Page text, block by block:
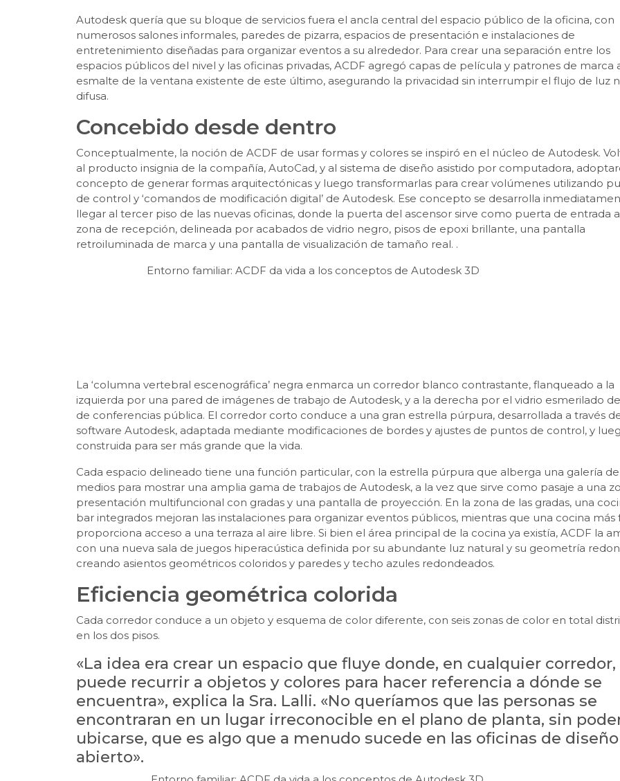
Autodesk quería que su bloque de servicios fuera el ancla central del espacio público de la oficina, con
numerosos salones informales, paredes de pizarra, espacios de presentación e instalaciones de
entretenimiento diseñadas para organizar eventos a su alrededor. Para crear una separación entre los
espacios públicos del nivel y las oficinas privadas, ACDF agregó capas de película y patrones de marca
esmalte de la ventana existente de este último, asegurando la privacidad sin interrumpir el flujo de luz
difusa.
Concebido desde dentro
Conceptualmente, la noción de ACDF de usar formas y colores se inspiró en el núcleo de Autodesk.
al producto insignia de la compañía, AutoCad, y al sistema de diseño asistido por computadora,
concepto de generar formas arquitectónicas y luego transformarlas para crear volúmenes utilizando
de control y ‘comandos de modificación digital’ de Autodesk. Ese concepto se desarrolla
llegar al tercer piso de las nuevas oficinas, donde la puerta del ascensor sirve como puerta de entrada
zona de recepción, delineada por acabados de vidrio negro, pisos de epoxi brillante, una pantalla
retroiluminada de marca y una pantalla de visualización de tamaño real. .
Entorno familiar: ACDF da vida a los conceptos de Autodesk 3D
La ‘columna vertebral escenográfica’ negra enmarca un corredor blanco contrastante, flanqueado a la
izquierda por una pared de imágenes de trabajo de Autodesk, y a la derecha por el vidrio esmerilado
de conferencias pública. El corredor corto conduce a una gran estrella púrpura, desarrollada a través
software Autodesk, adaptada mediante modificaciones de bordes y ajustes de puntos de control, y
construida para ser más grande que la vida.
Cada espacio delineado tiene una función particular, con la estrella púrpura que alberga una galería de
medios para mostrar una amplia gama de trabajos de Autodesk, a la vez que sirve como pasaje a una
presentación multifuncional con gradas y una pantalla de proyección. En la zona de las gradas, una
bar integrados mejoran las instalaciones para organizar eventos públicos, mientras que una cocina más
proporciona acceso a una terraza al aire libre. Si bien el área principal de la cocina ya existía, ACDF la
con una nueva sala de juegos hiperacústica definida por su abundante luz natural y su geometría
creando asientos geométricos coloridos y paredes y techo azules redondeados.
Eficiencia geométrica colorida
Cada corredor conduce a un objeto y esquema de color diferente, con seis zonas de color en total
en los dos pisos.
«La idea era crear un espacio que fluye donde, en cualquier corredor,
puede recurrir a objetos y colores para hacer referencia a dónde se
encuentra», explica la Sra. Lalli. «No queríamos que las personas se
encontraran en un lugar irreconocible en el plano de planta, sin
ubicarse, que es algo que a menudo sucede en las oficinas de diseño
abierto».